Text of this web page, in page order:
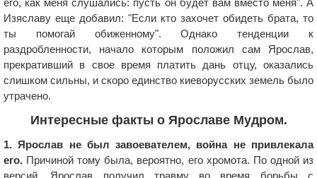
его, как меня слушались: пусть он будет вам вместо меня". А
Изяславу еще добавил: "Если кто захочет обидеть брата, то
ты помогай обиженному". Однако тенденции к
раздробленности, начало которым положил сам Ярослав,
прекративший в свое время платить дань отцу, оказались
слишком сильны, и скоро единство киеворусских земель было
утрачено.
Интересные факты о Ярославе Мудром.
1. Ярослав не был завоевателем, война не привлекала
его. Причиной тому была, вероятно, его хромота. По одной из
версий, Ярослав получил травму во время борьбы с